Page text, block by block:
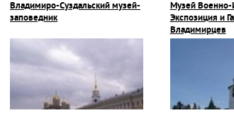
Владимиро-Суздальский музей-
заповедник
Музей Военно-
Экспозиция и
Владимирцев